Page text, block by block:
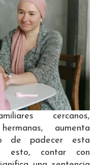
cercanos,
aumenta
de padecer esta
esto, contar con